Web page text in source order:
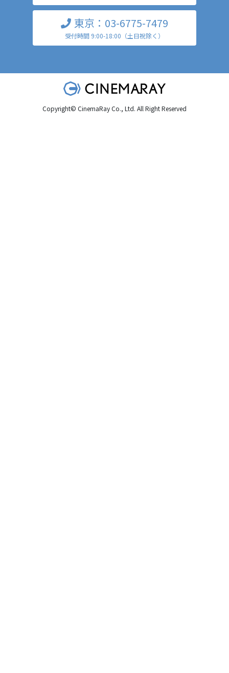
東京：03-6775-7479
受付時間 9:00-18:00（土日祝除く）
Copyright© CinemaRay Co., Ltd. All Right Reserved